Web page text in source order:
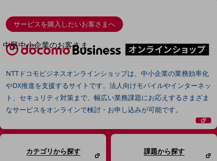
中堅中小企業のお客さま
NTTドコモビジネスウォッチ
旬な話題やお役立ち資料などDXの課題を
解決するヒントをお届けする記事サイト
新着記事
お役立ち資料ダウンロード
IT用語集
中堅中小企業向け
サービス・ソリューション
サービスを購入したいお客さまへ
NTTドコモビジネスオンラインショップは、中小企業の業務効率化
やDX推進を支援するサイトです。法人向けモバイルやインターネッ
ト、セキュリティ対策まで、幅広い業務課題にお応えするさまざま
なサービスをオンラインで検討・お申し込みが可能です。
カテゴリから探す 課題から探す